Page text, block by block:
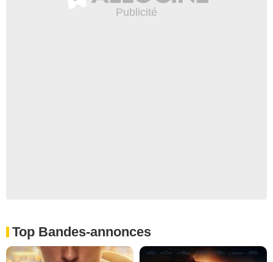
Top Bandes-annonces